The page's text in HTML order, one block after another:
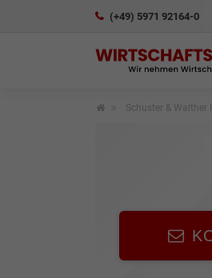
(+49) 5971 92164-0
Schuster & Walther